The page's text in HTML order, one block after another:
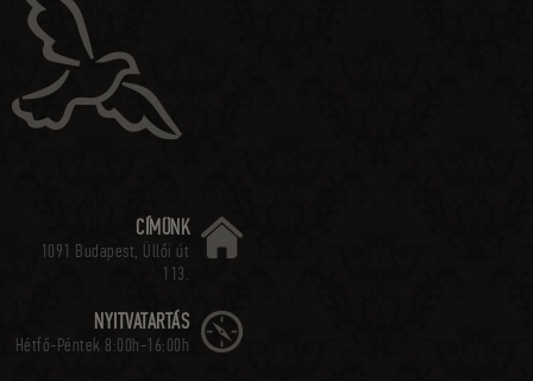
CÍMÜNK
1091 Budapest, Üllői út
113.
NYITVATARTÁS
Hétfő-Péntek 8:00h-16:00h